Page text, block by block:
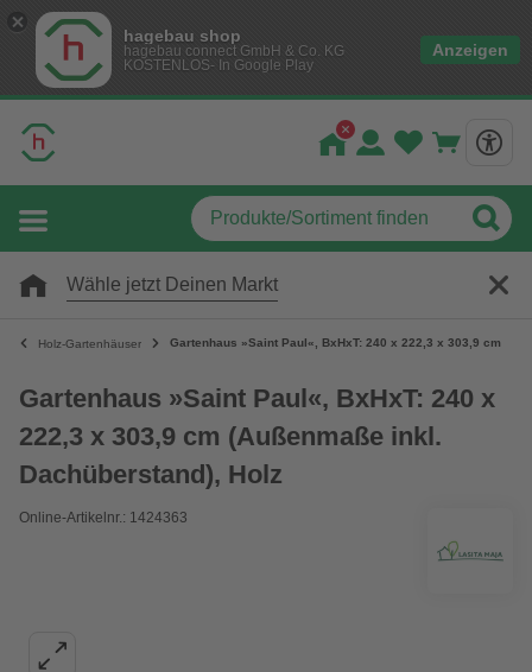
hagebau shop
hagebau connect GmbH & Co. KG
KOSTENLOS- In Google Play
Anzeigen
Wähle jetzt Deinen Markt
Holz-Gartenhäuser Gartenhaus »Saint Paul«, BxHxT: 240 x 222,3 x 303,9 cm
Gartenhaus »Saint Paul«, BxHxT: 240 x
222,3 x 303,9 cm (Außenmaße inkl.
Dachüberstand), Holz
Online-Artikelnr.: 1424363